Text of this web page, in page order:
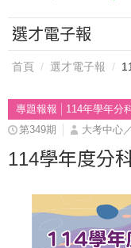
選才電子報
首頁 選才電子報
專題報報 114年學年分
第349期
大考中心
114學年度分